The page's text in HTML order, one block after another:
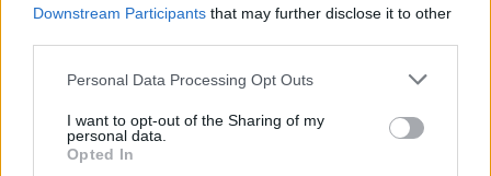
Downstream Participants that may further disclose it to other
Please note that this website/app uses one or more Google
not limited to your visit or usage behaviour. You may click to
grant or deny consent to Google and its third-party tags to
use your data for below specified purposes in below Google
Personal Data Processing Opt Outs
I want to opt-out of the Sharing of my
personal data.
Opted In